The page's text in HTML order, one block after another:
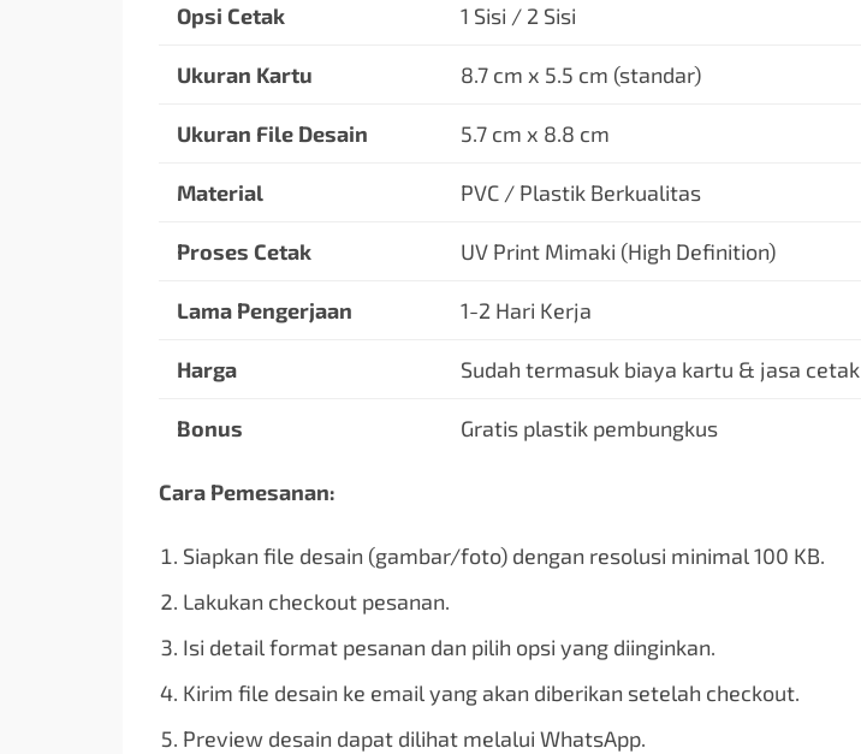
Opsi Cetak 1 Sisi / 2 Sisi
Ukuran Kartu 8.7 cm x 5.5 cm (standar)
Ukuran File Desain 5.7 cm x 8.8 cm
Material PVC / Plastik Berkualitas
Proses Cetak UV Print Mimaki (High Definition)
Lama Pengerjaan 1-2 Hari Kerja
Harga Sudah termasuk biaya kartu & jasa cetak
Bonus Gratis plastik pembungkus
Cara Pemesanan:
Siapkan file desain (gambar/foto) dengan resolusi minimal 100 KB.
Lakukan checkout pesanan.
Isi detail format pesanan dan pilih opsi yang diinginkan.
Kirim file desain ke email yang akan diberikan setelah checkout.
Preview desain dapat dilihat melalui WhatsApp.